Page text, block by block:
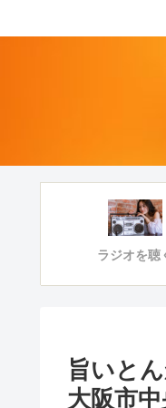
ラジオを聴
旨いと
大阪市